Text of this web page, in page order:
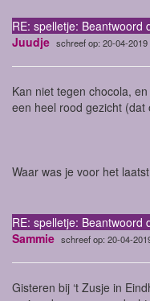
RE: spelletje: Beantwoord
Juudje schreef op: 20-04-2019
Kan niet tegen chocola,
een heel rood gezicht (dat
Waar was je voor het
RE: spelletje: Beantwoord
Sammie schreef op: 20-04-
Gisteren bij ‘t Zusje in